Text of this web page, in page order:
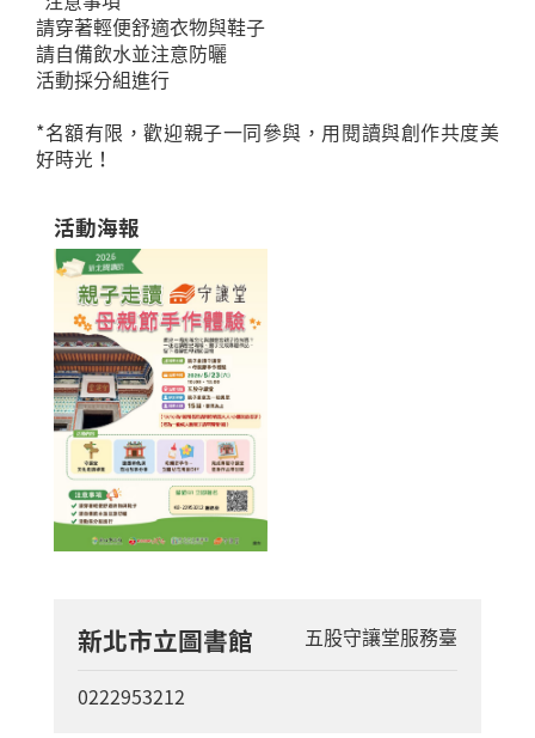
請穿著輕便舒適衣物與鞋子
請自備飲水並注意防曬
活動採分組進行
*名額有限，歡迎親子一同參與，用閱讀與創作共度美
好時光！
活動海報
新北市立圖書館 五股守讓堂服務臺
0222953212